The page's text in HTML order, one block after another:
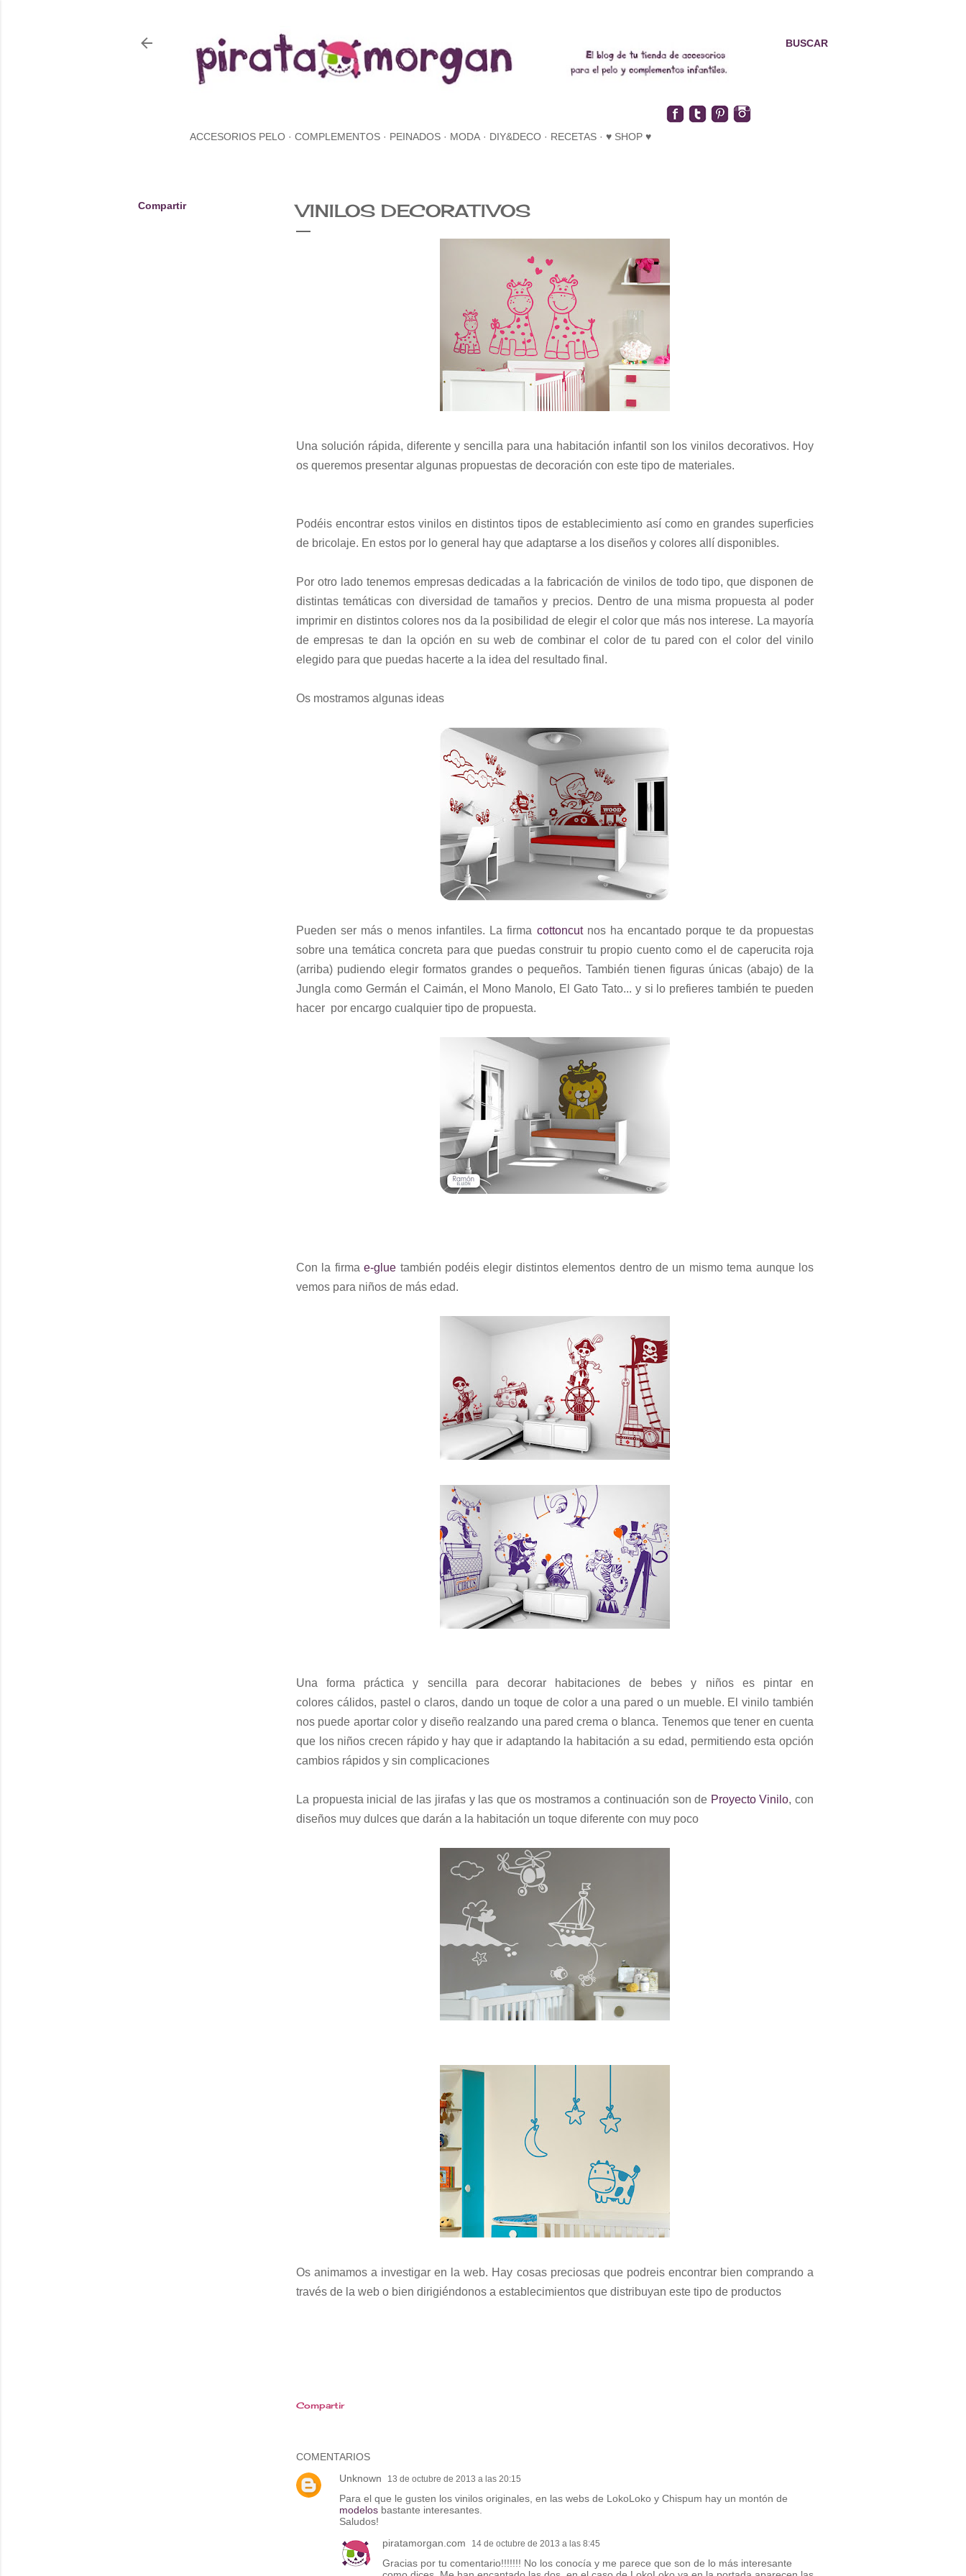
BUSCAR
ACCESORIOS PELO COMPLEMENTOS PEINADOS MODA DIY&DECO RECETAS ♥ SHOP ♥
Compartir VINILOS DECORATIVOS
Una solución rápida, diferente y sencilla para una habitación infantil son los vinilos decorativos. Hoy
os queremos presentar algunas propuestas de decoración con este tipo de materiales.
Podéis encontrar estos vinilos en distintos tipos de establecimiento así como en grandes superficies
de bricolaje. En estos por lo general hay que adaptarse a los diseños y colores allí disponibles.
Por otro lado tenemos empresas dedicadas a la fabricación de vinilos de todo tipo, que disponen de
distintas temáticas con diversidad de tamaños y precios. Dentro de una misma propuesta al poder
imprimir en distintos colores nos da la posibilidad de elegir el color que más nos interese. La mayoría
de empresas te dan la opción en su web de combinar el color de tu pared con el color del vinilo
elegido para que puedas hacerte a la idea del resultado final.
Os mostramos algunas ideas
Pueden ser más o menos infantiles. La firma cottoncutnos ha encantado porque te da propuestas
sobre una temática concreta para que puedas construir tu propio cuento como el de caperucita roja
(arriba) pudiendo elegir formatos grandes o pequeños. También tienen figuras únicas (abajo) de la
Jungla como Germán el Caimán, el Mono Manolo, El Gato Tato... y si lo prefieres también te pueden
hacer por encargo cualquier tipo de propuesta.
Con la firmae-glue también podéis elegir distintos elementos dentro de un mismo tema aunque los
vemos para niños de más edad.
Una forma práctica y sencilla para decorar habitaciones de bebes y niños es pintar en
colores cálidos, pastel o claros, dando un toque de color a una pared o un mueble. El vinilo también
nos puede aportar color y diseño realzando una pared crema o blanca. Tenemos que tener en cuenta
que los niños crecen rápido y hay que ir adaptando la habitación a su edad, permitiendo esta opción
cambios rápidos y sin complicaciones
La propuesta inicial de las jirafas y las que os mostramos a continuación son de Proyecto Vinilo, con
diseños muy dulces que darán a la habitación un toque diferente con muy poco
Os animamos a investigar en la web. Hay cosas preciosas que podreis encontrar bien comprando a
través de la web o bien dirigiéndonos a establecimientos que distribuyan este tipo de productos
Compartir
COMENTARIOS
Unknown
13 de octubre de 2013 a las 20:15
Para el que le gusten los vinilos originales, en las webs de LokoLoko y Chispum hay un montón de
modelos bastante interesantes.
Saludos!
piratamorgan.com
14 de octubre de 2013 a las 8:45
Gracias por tu comentario!!!!!!! No los conocía y me parece que son de lo más interesante